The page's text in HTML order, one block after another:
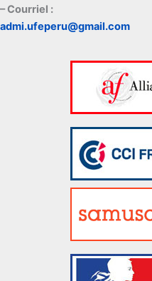
– Courriel :
admi.ufeperu@gmail.com